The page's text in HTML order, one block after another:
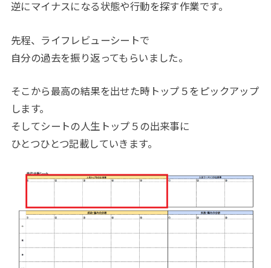
逆にマイナスになる状態や行動を探す作業です。
先程、ライフレビューシートで
自分の過去を振り返ってもらいました。
そこから最高の結果を出せた時トップ５をピックアップ
します。
そしてシートの人生トップ５の出来事に
ひとつひとつ記載していきます。